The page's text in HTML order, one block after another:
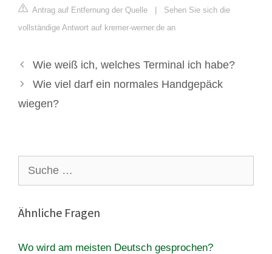
Antrag auf Entfernung der Quelle | Sehen Sie sich die
vollständige Antwort auf kremer-werner.de an
Wie weiß ich, welches Terminal ich habe?
Wie viel darf ein normales Handgepäck
wiegen?
nach:
Ähnliche Fragen
Wo wird am meisten Deutsch gesprochen?